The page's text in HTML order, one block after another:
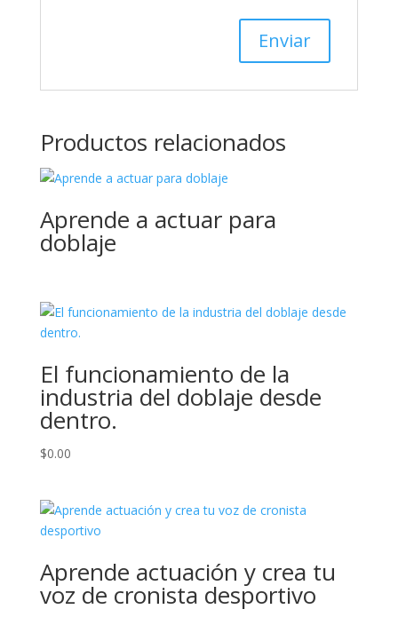
l
e
r
n
t
i
v
Productos relacionados
Aprende a actuar para
doblaje
El funcionamiento de la
industria del doblaje desde
dentro.
$0.00
Aprende actuación y crea tu
voz de cronista desportivo